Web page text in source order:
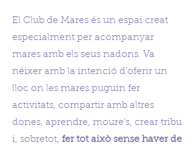
El Club de Mares és un espai creat
especialment per acompanyar
mares amb els seus nadons. Va
néixer amb la intenció d’oferir un
lloc on les mares puguin fer
activitats, compartir amb altres
dones, aprendre, moure’s, crear tribu
i, sobretot, fer tot això sense haver de